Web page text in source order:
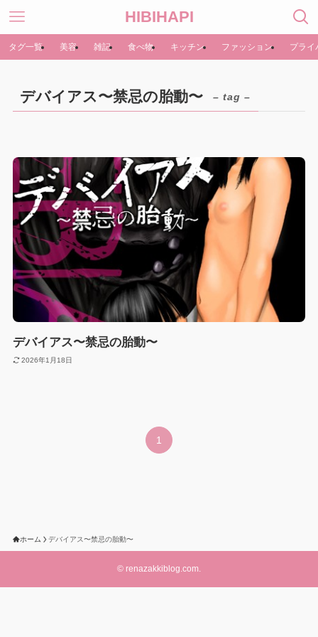
HIBIHAPI
タグ一覧 美容 雑記 食べ物 キッチン ファッション プライ
デバイアス〜禁忌の胎動〜 – tag –
デバイアス〜禁忌の胎動〜
2026年1月18日
1
ホーム デバイアス〜禁忌の胎動〜
© renazakkiblog.com.